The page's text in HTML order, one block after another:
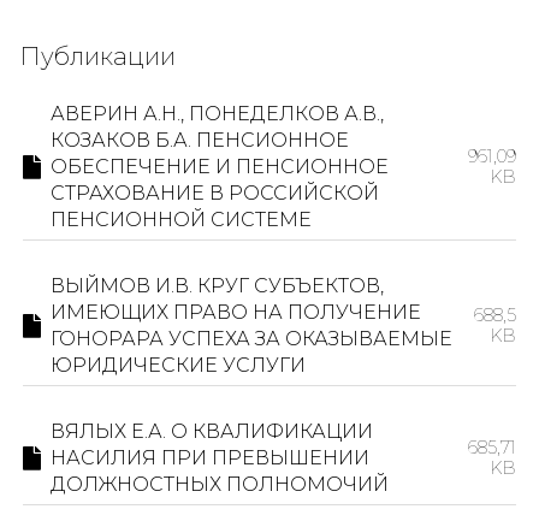
Публикации
АВЕРИН А.Н., ПОНЕДЕЛКОВ А.В.,
КОЗАКОВ Б.А. ПЕНСИОННОЕ
ОБЕСПЕЧЕНИЕ И ПЕНСИОННОЕ
СТРАХОВАНИЕ В РОССИЙСКОЙ
ПЕНСИОННОЙ СИСТЕМЕ
961,09
KB
ВЫЙМОВ И.В. КРУГ СУБЪЕКТОВ,
ИМЕЮЩИХ ПРАВО НА ПОЛУЧЕНИЕ
ГОНОРАРА УСПЕХА ЗА ОКАЗЫВАЕМЫЕ
ЮРИДИЧЕСКИЕ УСЛУГИ
688,5
KB
ВЯЛЫХ Е.А. О КВАЛИФИКАЦИИ
НАСИЛИЯ ПРИ ПРЕВЫШЕНИИ
ДОЛЖНОСТНЫХ ПОЛНОМОЧИЙ
685,71
KB